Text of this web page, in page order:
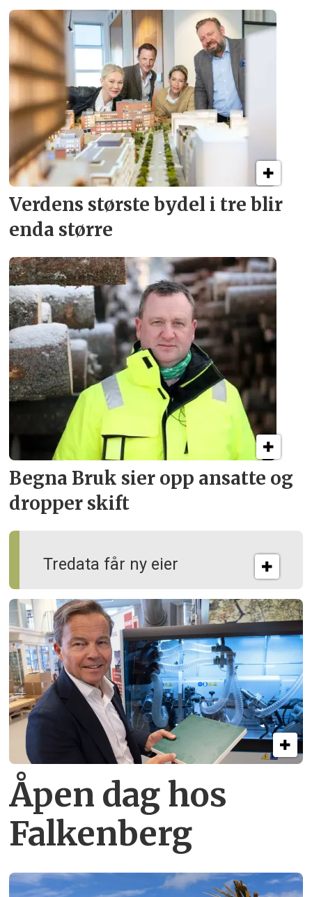
Verdens største bydel i tre blir
enda større
Tredata får ny eier
Begna Bruk sier opp ansatte og
dropper skift
Åpen dag hos
Falkenberg